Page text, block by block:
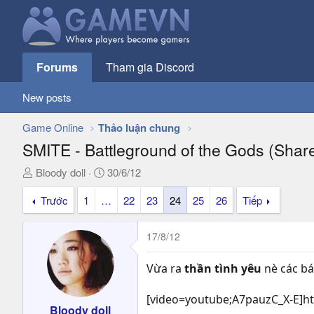
Forums Tham gia Discord
New posts
Game Online Thảo luận chung
SMITE - Battleground of the Gods
T
h
e
Bloody doll
N
g
à
y
ử
30/6/12
Trước
1 … 22 23 24 25 26 Tiếp
Bloody doll
17/8/12
Vừa ra thần tình yêu nè các
[video=youtube;A7pauzC_X-